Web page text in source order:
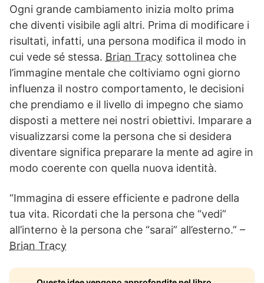
Ogni grande cambiamento inizia molto prima
che diventi visibile agli altri. Prima di modificare i
risultati, infatti, una persona modifica il modo in
cui vede sé stessa. Brian Tracy sottolinea che
l’immagine mentale che coltiviamo ogni giorno
influenza il nostro comportamento, le decisioni
che prendiamo e il livello di impegno che siamo
disposti a mettere nei nostri obiettivi. Imparare a
visualizzarsi come la persona che si desidera
diventare significa preparare la mente ad agire in
modo coerente con quella nuova identità.
“Immagina di essere efficiente e padrone della
tua vita. Ricordati che la persona che “vedi”
all’interno è la persona che “sarai” all’esterno.” –
Brian Tracy